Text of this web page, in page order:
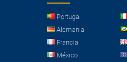
Portugal
Alemania
Francia
México